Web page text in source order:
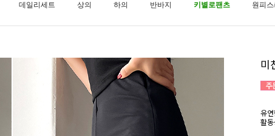
데일리세트 상의 하의 반바지 키별로팬츠 원피
미
유
활